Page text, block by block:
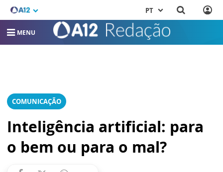
PT
MENU
COMUNICAÇÃO
Inteligência artificial: para
o bem ou para o mal?